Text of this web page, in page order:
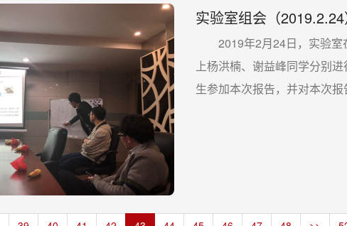
实验室组会（2019.2.24
2019年2月24日，实验室
上杨洪楠、谢益峰同学分别
生参加本次报告，并对本次